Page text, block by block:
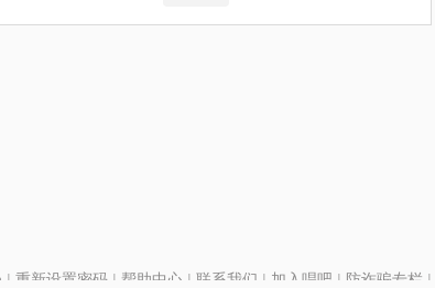
| 重新设置密码| 帮助中心 | 联系我们 | 加入唱吧 | 防诈骗专栏 |